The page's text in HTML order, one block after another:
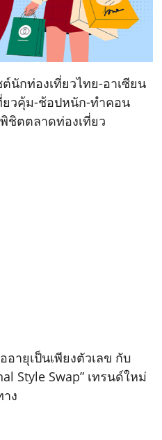
นักท่องเที่ยวไทย-อาเซียน
ที่ยวคุ้ม-ช้อปหนัก-ทำคอน
ชิตตลาดท่องเที่ยว
ายุเป็นเพียงตัวเลข กับ
Style Swap” เทรนด์ใหม่
ง